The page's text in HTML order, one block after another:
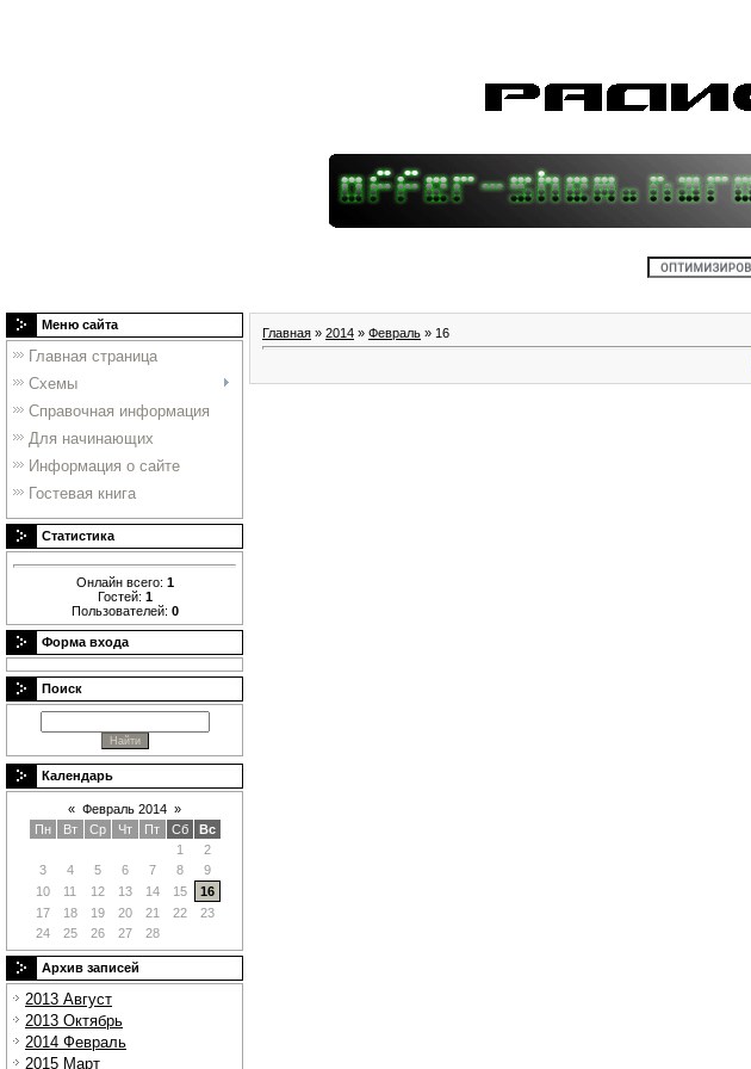
Меню сайта
Главная страница
Схемы
Справочная информация
Для начинающих
Информация о сайте
Гостевая книга
Статистика
Онлайн всего: 1
Гостей: 1
Пользователей: 0
Форма входа
Поиск
Календарь
« Февраль 2014 »
Пн
Вт Ср Чт Пт Сб
Вс
1
2
3
4 5 6 7 8
9
10
11 12 13 14 15
16
17
18 19 20 21 22
23
24
25 26 27 28
Архив записей
2013 Август
2013 Октябрь
2014 Февраль
2015 Март
Главная » 2014 » Февраль » 16